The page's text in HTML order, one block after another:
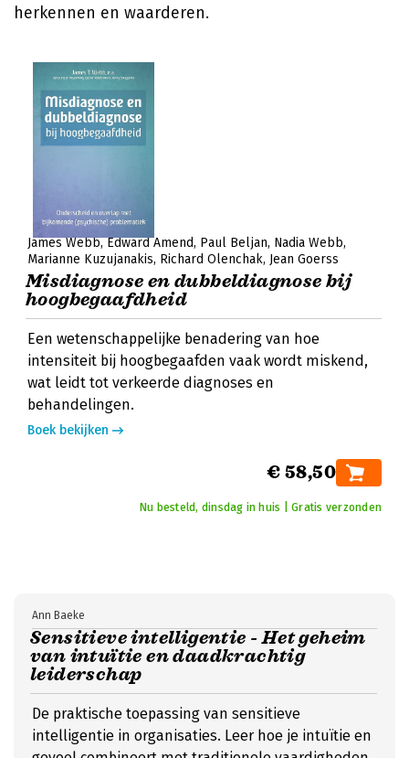
herkennen en waarderen.
James Webb Edward Amend Paul Beljan Nadia Webb
Marianne Kuzujanakis Richard Olenchak Jean Goerss
Misdiagnose en dubbeldiagnose bij
hoogbegaafdheid
Een wetenschappelijke benadering van hoe
intensiteit bij hoogbegaafden vaak wordt miskend,
wat leidt tot verkeerde diagnoses en
behandelingen.
Boek bekijken
€ 58,50
Nu besteld, dinsdag in huis | Gratis verzonden
Sensitieve intelligentie - Het geheim
van intuïtie en daadkrachtig
leiderschap
Ann Baeke
De praktische toepassing van sensitieve
intelligentie in organisaties. Leer hoe je intuïtie en